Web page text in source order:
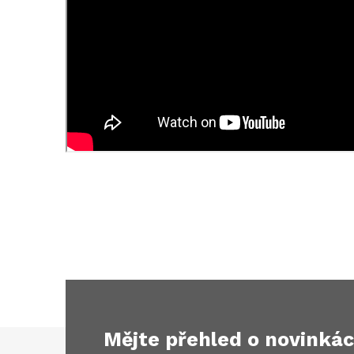
Mějte přehled o